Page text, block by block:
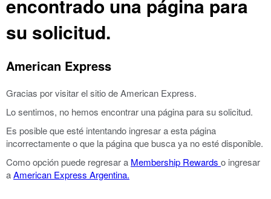
encontrado una página para
su solicitud.
American Express
Gracias por visitar el sitio de American Express.
Lo sentimos, no hemos encontrar una página para su solicitud.
Es posible que esté intentando ingresar a esta página
incorrectamente o que la página que busca ya no esté disponible.
Como opción puede regresar a Membership Rewards o ingresar
aAmerican Express Argentina.